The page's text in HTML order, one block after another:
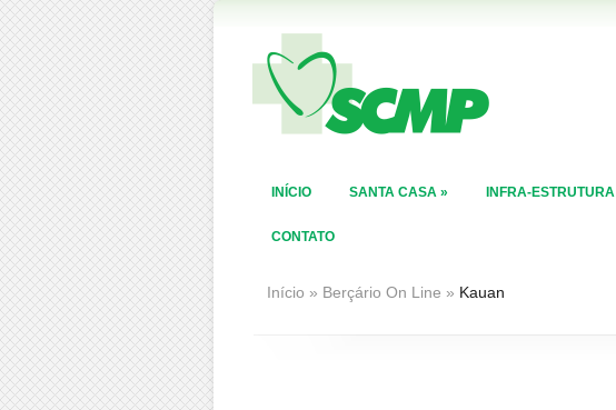
INÍCIO SANTA CASA » INFRA-ESTRUTURA
CONTATO
Início » Berçário On Line » Kauan